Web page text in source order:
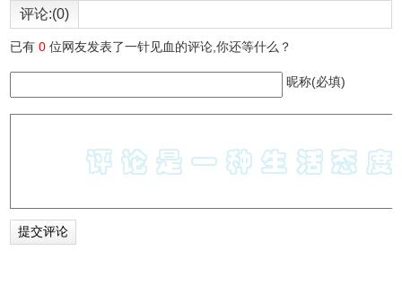
评论:(0)
已有0 位网友发表了一针见血的评论,你还等什么？
昵称(必填)